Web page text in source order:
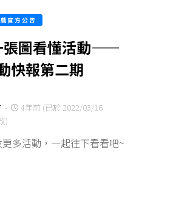
官方公告
張圖看懂活動——
快報第二期
-
4年前 (已於 2022/03/16
)
多活動，一起往下看看吧~